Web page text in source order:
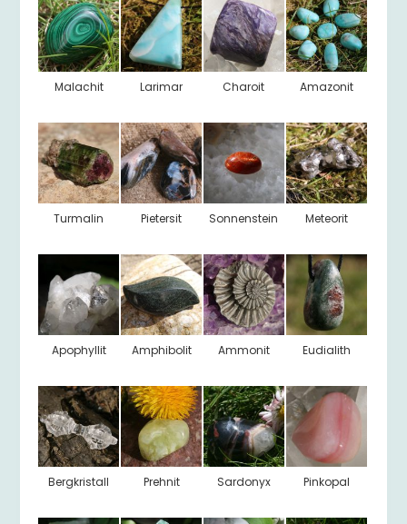
Malachit Larimar Charoit Amazonit
Turmalin Pietersit Sonnenstein Meteorit
Apophyllit Amphibolit Ammonit Eudialith
Bergkristall Prehnit Sardonyx Pinkopal